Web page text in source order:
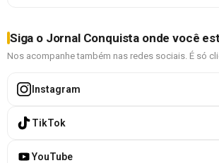
Siga o Jornal Conquista onde você
Nos acompanhe também nas redes sociais. É só
Instagram
TikTok
YouTube